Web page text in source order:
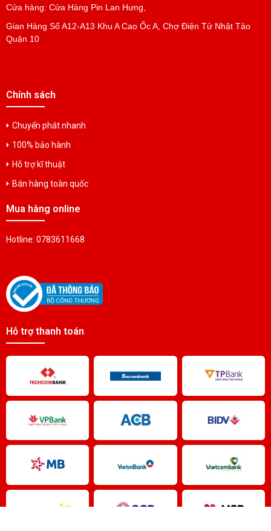
Pin Cell JZSP-BA01
Pin PLC GE FANUC IC655ACC550
Liên hệ
Pin IC601ACC150 Fanuc Battery
Liên hệ
Pin IC200ACC001 Fanuc Battery
Pin GE FANUC D500-AB10
Liên hệ
Pin D100-AB10 GE FANUC
Liên hệ
pin A06B6073K001 Fanuc Battery
Cửa hàng: Cửa Hàng Pin Lan Hưng,
Gian Hàng Số A12-A13 Khu A Cao Ốc A, Chợ Điện Tử Nhật Tảo
Quận 10
Chính sách
Chuyển phát nhanh
100% bảo hành
Hỗ trợ kĩ thuật
Bán hàng toàn quốc
Mua hàng online
Hotline: 0783611668
Hỗ trợ thanh toán